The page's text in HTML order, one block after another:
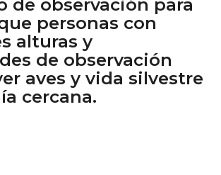
personas con
alturas y
de observación
aves y vida silvestre
cercana.